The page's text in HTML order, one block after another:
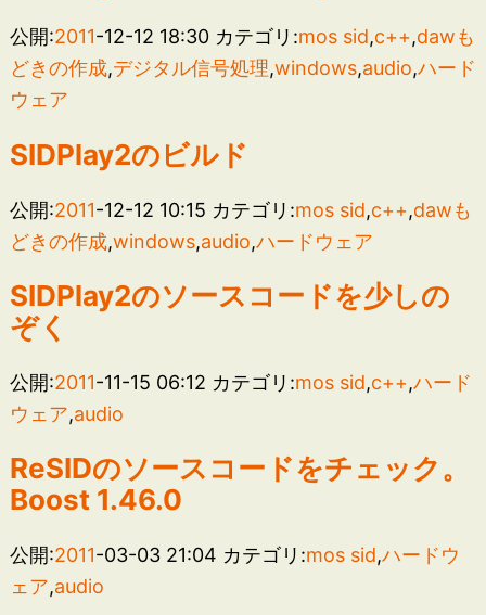
公開:2011-12-12 18:30 カテゴリ:mos sid,c++,dawも
どきの作成,デジタル信号処理,windows,audio,ハード
ウェア
SIDPlay2のビルド
公開:2011-12-12 10:15 カテゴリ:mos sid,c++,dawも
どきの作成,windows,audio,ハードウェア
SIDPlay2のソースコードを少しの
ぞく
公開:2011-11-15 06:12 カテゴリ:mos sid,c++,ハード
ウェア,audio
ReSIDのソースコードをチェック。
Boost 1.46.0
公開:2011-03-03 21:04 カテゴリ:mos sid,ハードウ
ェア,audio